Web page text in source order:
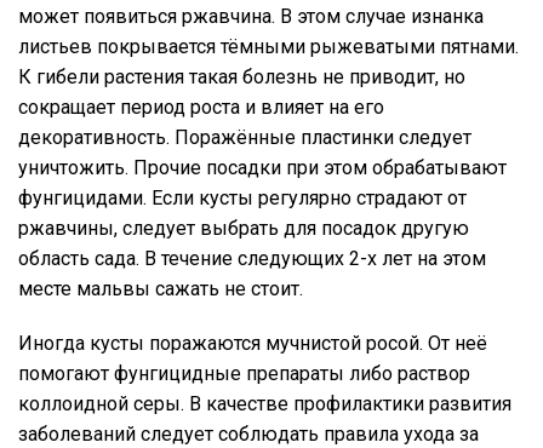
может появиться ржавчина. В этом случае изнанка
листьев покрывается тёмными рыжеватыми пятнами.
К гибели растения такая болезнь не приводит, но
сокращает период роста и влияет на его
декоративность. Поражённые пластинки следует
уничтожить. Прочие посадки при этом обрабатывают
фунгицидами. Если кусты регулярно страдают от
ржавчины, следует выбрать для посадок другую
область сада. В течение следующих 2-х лет на этом
месте мальвы сажать не стоит.
Иногда кусты поражаются мучнистой росой. От неё
помогают фунгицидные препараты либо раствор
коллоидной серы. В качестве профилактики развития
заболеваний следует соблюдать правила ухода за